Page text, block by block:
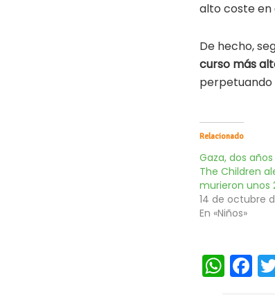
alto coste en
De hecho,
curso más
perpetuando
Relacionado
Gaza, dos
The Children
murieron unos
14 de octubre
En «Niños»
W Fa